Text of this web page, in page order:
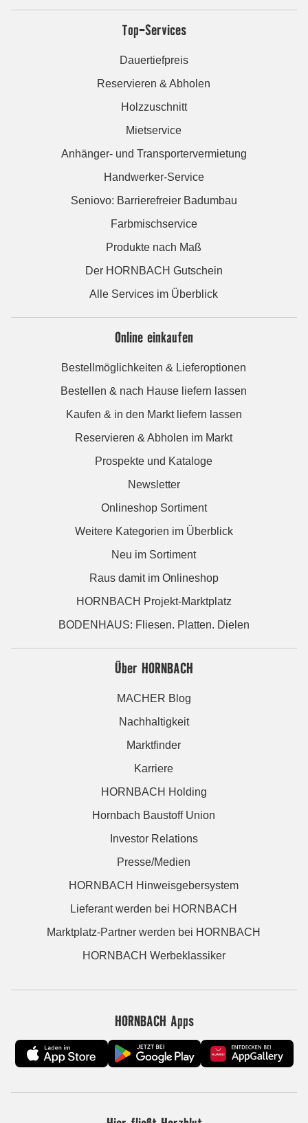
Top-Services
Dauertiefpreis
Reservieren & Abholen
Holzzuschnitt
Mietservice
Anhänger- und Transportervermietung
Handwerker-Service
Seniovo: Barrierefreier Badumbau
Farbmischservice
Produkte nach Maß
Der HORNBACH Gutschein
Alle Services im Überblick
Online einkaufen
Bestellmöglichkeiten & Lieferoptionen
Bestellen & nach Hause liefern lassen
Kaufen & in den Markt liefern lassen
Reservieren & Abholen im Markt
Prospekte und Kataloge
Newsletter
Onlineshop Sortiment
Weitere Kategorien im Überblick
Neu im Sortiment
Raus damit im Onlineshop
HORNBACH Projekt-Marktplatz
BODENHAUS: Fliesen. Platten. Dielen
Über HORNBACH
MACHER Blog
Nachhaltigkeit
Marktfinder
Karriere
HORNBACH Holding
Hornbach Baustoff Union
Investor Relations
Presse/Medien
HORNBACH Hinweisgebersystem
Lieferant werden bei HORNBACH
Marktplatz-Partner werden bei HORNBACH
HORNBACH Werbeklassiker
HORNBACH Apps